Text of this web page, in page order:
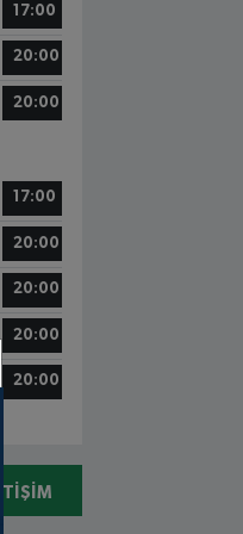
17:00
20:00
20:00
17:00
20:00
20:00
20:00
20:00